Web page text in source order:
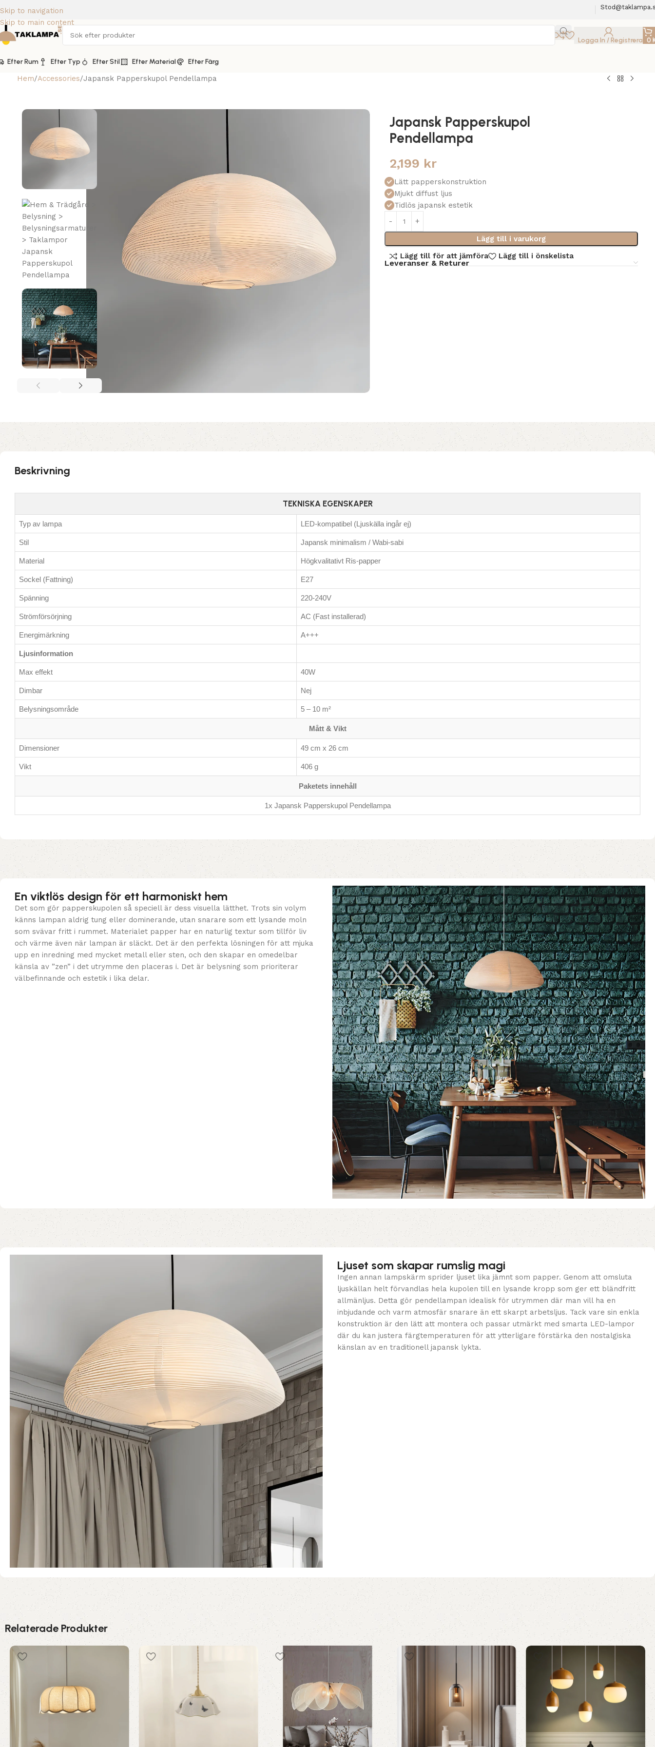
Skip to navigation
Skip to main content
Logga In / Registrera 0
Efter Rum Efter Typ Efter Stil Efter Material Efter Färg
Hem Accessories Japansk Papperskupol Pendellampa
Japansk Papperskupol
Pendellampa
2,199 kr
Lätt papperskonstruktion
Mjukt diffust ljus
Tidlös japansk estetik
Lägg till i varukorg
Lägg till för att jämföra
Lägg till i önskelista
Leveranser & Returer
Beskrivning
TEKNISKA EGENSKAPER
Typ av lampa LED-kompatibel (Ljuskälla ingår ej)
Stil Japansk minimalism / Wabi-sabi
Material Högkvalitativt Ris-papper
Sockel (Fattning) E27
Spänning 220-240V
Strömförsörjning AC (Fast installerad)
Energimärkning A+++
Ljusinformation
Max effekt 40W
Dimbar Nej
Belysningsområde 5 – 10 m²
Mått & Vikt
Dimensioner 49 cm x 26 cm
Vikt 406 g
Paketets innehåll
1x Japansk Papperskupol Pendellampa
En viktlös design för ett harmoniskt hem
Det som gör papperskupolen så speciell är dess visuella lätthet. Trots sin volym
känns lampan aldrig tung eller dominerande, utan snarare som ett lysande moln
som svävar fritt i rummet. Materialet papper har en naturlig textur som tillför liv
och värme även när lampan är släckt. Det är den perfekta lösningen för att mjuka
upp en inredning med mycket metall eller sten, och den skapar en omedelbar
känsla av ”zen” i det utrymme den placeras i. Det är belysning som prioriterar
välbefinnande och estetik i lika delar.
Ljuset som skapar rumslig magi
Ingen annan lampskärm sprider ljuset lika jämnt som papper. Genom att omsluta
ljuskällan helt förvandlas hela kupolen till en lysande kropp som ger ett bländfritt
allmänljus. Detta gör pendellampan idealisk för utrymmen där man vill ha en
inbjudande och varm atmosfär snarare än ett skarpt arbetsljus. Tack vare sin enkla
konstruktion är den lätt att montera och passar utmärkt med smarta LED-lampor
där du kan justera färgtemperaturen för att ytterligare förstärka den nostalgiska
känslan av en traditionell japansk lykta.
Relaterade Produkter